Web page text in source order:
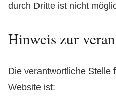
durch Dritte ist nicht
Hinweis zur
Die verantwortliche Stelle
Website ist: